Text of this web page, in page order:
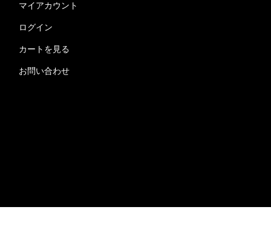
マイアカウント
ログイン
カートを見る
お問い合わせ